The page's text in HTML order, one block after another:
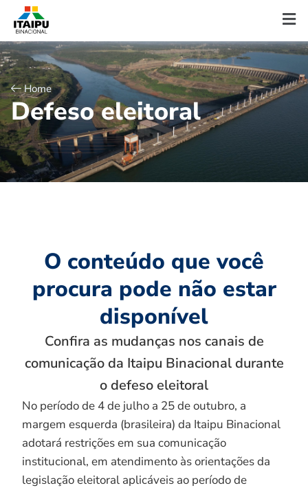
Home
Defeso eleitoral
O conteúdo que você
procura pode não estar
disponível
Confira as mudanças nos canais de
comunicação da Itaipu Binacional durante
o defeso eleitoral
No período de 4 de julho a 25 de outubro, a
margem esquerda (brasileira) da Itaipu Binacional
adotará restrições em sua comunicação
institucional, em atendimento às orientações da
legislação eleitoral aplicáveis ao período de